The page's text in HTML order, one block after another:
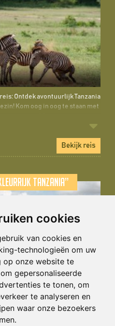
cookies
van cookies en
technologieën om uw
op onze website te
gepersonaliseerde
te tonen, om
te analyseren en
waar onze bezoekers
Ontdek avontuurlijk Tanzania
Kom oog in oog te staan met
met z’n ...
Bekijk reis
Tanzania”
De perfecte reis voor echte
de Bushman en leer
Bezoek lokale markten en
één van de vele